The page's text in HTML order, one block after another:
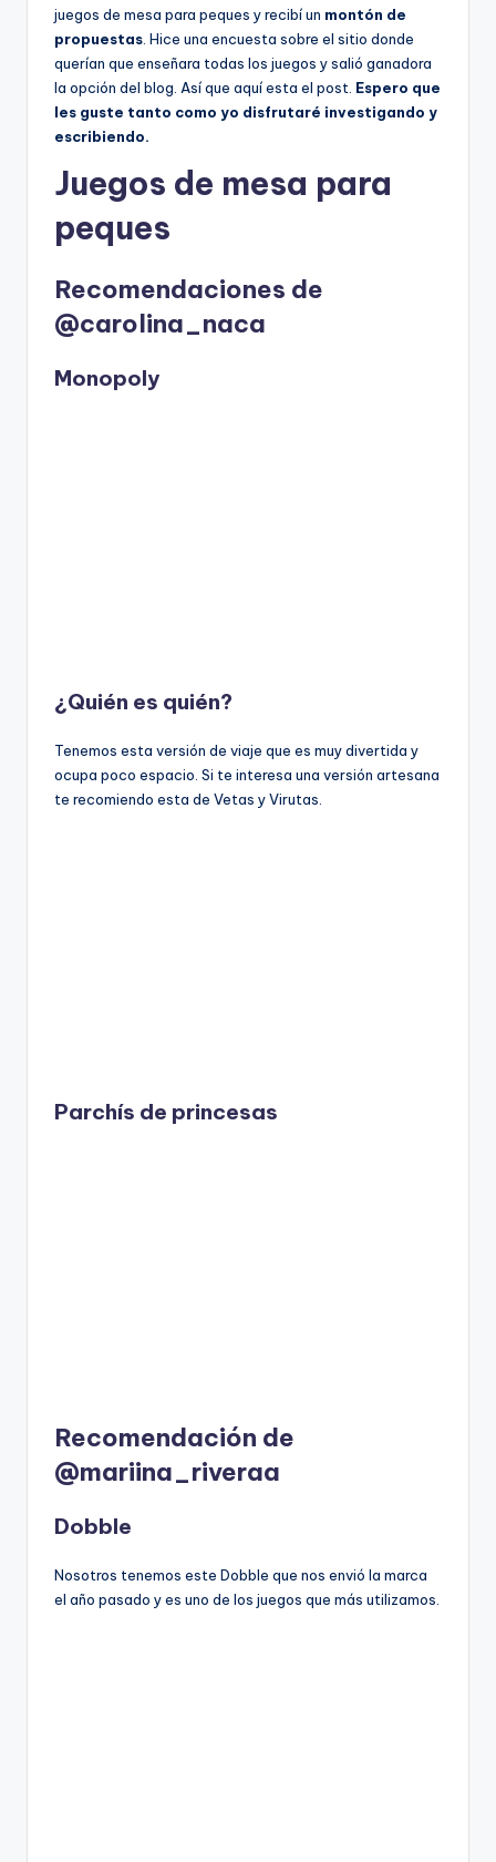
juegos de mesa para peques y recibí un montón de
propuestas . Hice una encuesta sobre el sitio donde
querían que enseñara todas los juegos y salió ganadora
la opción del blog. Así que aquí esta el post. Espero que
les guste tanto como yo disfrutaré investigando y
escribiendo.
Juegos de mesa para
peques
Recomendaciones de
@carolina_naca
Monopoly
¿Quién es quién?
Tenemos esta versión de viaje que es muy divertida y
ocupa poco espacio. Si te interesa una versión artesana
te recomiendo esta de Vetas y Virutas.
Parchís de princesas
Recomendación de
@mariina_riveraa
Dobble
Nosotros tenemos este Dobble que nos envió la marca
el año pasado y es uno de los juegos que más utilizamos.